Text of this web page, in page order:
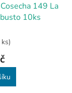
149 La
10ks